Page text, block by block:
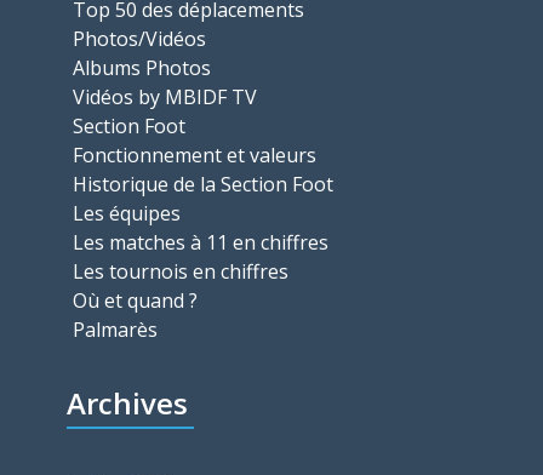
Top 50 des déplacements
Photos/Vidéos
Albums Photos
Vidéos by MBIDF TV
Section Foot
Fonctionnement et valeurs
Historique de la Section Foot
Les équipes
Les matches à 11 en chiffres
Les tournois en chiffres
Où et quand ?
Palmarès
Archives